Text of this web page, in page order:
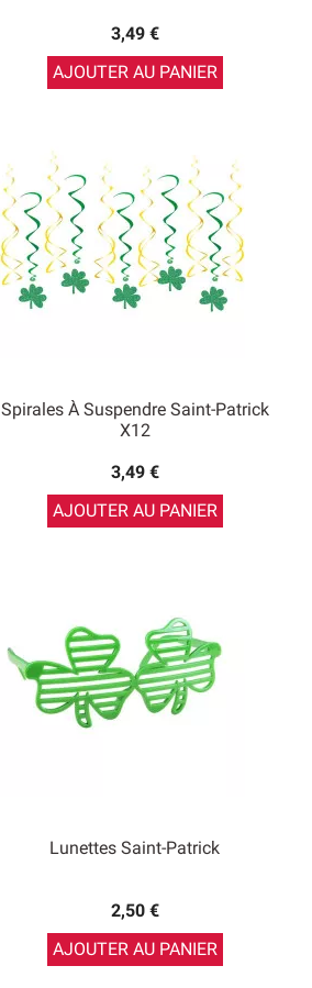
3,49 €
AJOUTER AU PANIER
Spirales À Suspendre Saint-Patrick
X12
3,49 €
AJOUTER AU PANIER
Lunettes Saint-Patrick
2,50 €
AJOUTER AU PANIER